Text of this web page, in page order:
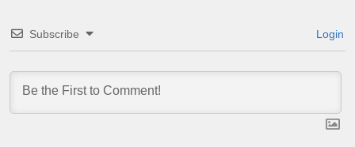
Subscribe Login